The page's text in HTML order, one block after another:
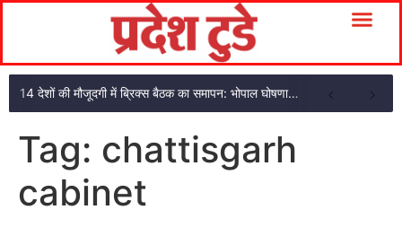
14 देशों की मौजूदगी में ब्रिक्स बैठक का समापन: भोपाल घोषणा पत्र अपनाया
Tag: chattisgarh
cabinet